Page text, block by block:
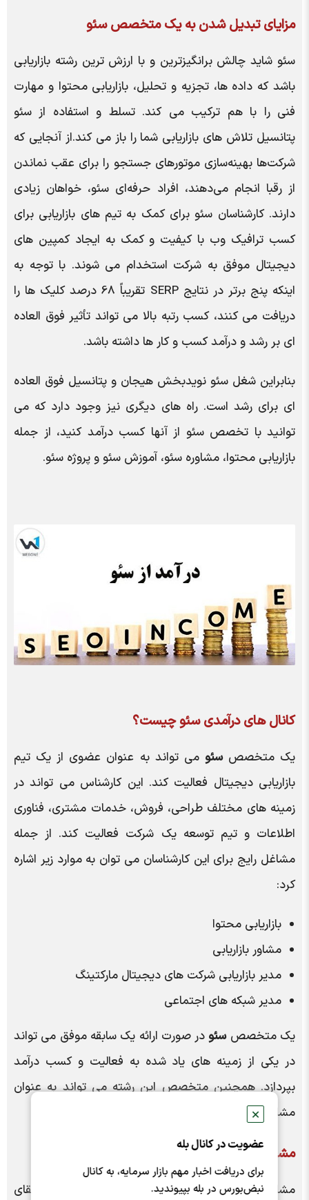
✕
عضویت در کانال بله
برای دریافت اخبار مهم بازار سرمایه، به کانال
نبض‌بورس در بله بپیوندید.
مزایای تبدیل شدن به یک متخصص سئو
سئو شاید چالش برانگیزترین و با ارزش ترین رشته بازاریابی
باشد که داده ها، تجزیه و تحلیل، بازاریابی محتوا و مهارت
فنی را با هم ترکیب می کند. تسلط و استفاده از سئو
پتانسیل تلاش های بازاریابی شما را باز می کند.از آنجایی که
شرکت‌ها بهینه‌سازی موتورهای جستجو را برای عقب نماندن
از رقبا انجام می‌دهند، افراد حرفه‌ای سئو، خواهان زیادی
دارند. کارشناسان سئو برای کمک به تیم های بازاریابی برای
کسب ترافیک وب با کیفیت و کمک به ایجاد کمپین های
دیجیتال موفق به شرکت استخدام می شوند. با توجه به
اینکه پنج برتر در نتایج SERP تقریباً 68 درصد کلیک ها را
دریافت می کنند، کسب رتبه بالا می تواند تأثیر فوق العاده
ای بر رشد و درآمد کسب و کار ها داشته باشد.
بنابراین شغل سئو نویدبخش هیجان و پتانسیل فوق العاده
ای برای رشد است. راه های دیگری نیز وجود دارد که می
توانید با تخصص سئو از آنها کسب درآمد کنید، از جمله
بازاریابی محتوا، مشاوره سئو، آموزش سئو و پروژه سئو.
کانال های درآمدی سئو چیست؟
یک متخصصسئو می تواند به عنوان عضوی از یک تیم
بازاریابی دیجیتال فعالیت کند. این کارشناس می تواند در
زمینه های مختلف طراحی، فروش، خدمات مشتری، فناوری
اطلاعات و تیم توسعه یک شرکت فعالیت کند. از جمله
مشاغل رایج برای این کارشناسان می توان به موارد زیر اشاره
کرد:
بازاریابی محتوا
مشاور بازاریابی
مدیر بازاریابی شرکت های دیجیتال مارکتینگ
مدیر شبکه های اجتماعی
یک متخصصسئودر صورت ارائه یک سابقه موفق می تواند
در یکی از زمینه های یاد شده به فعالیت و کسب درآمد
بپردازد. همچنین متخصص این رشته می تواند به عنوان
مشاور، مدرس، کارمند یا مجری پروژه ها فعالیت کند.
مشاوره سئو؛ یکی از راه های کم دردسر درآمد سئو
مشاورسئویکی از مشاغلی است که در راه اندازی و ارتقای